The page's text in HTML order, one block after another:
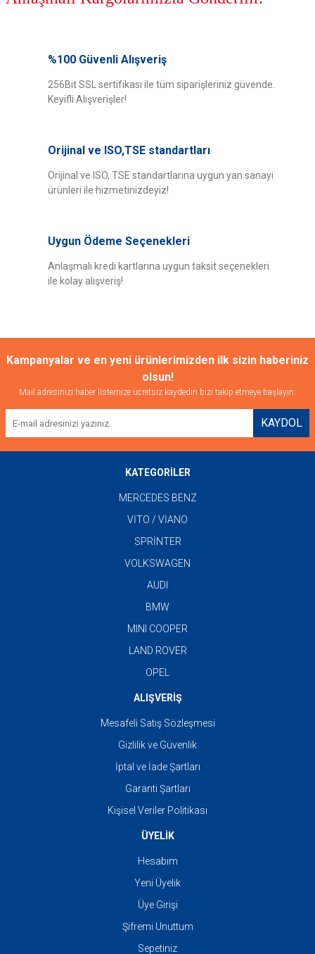
Bu ürüne ilk yorumu siz yapın!
yetersiz gördüğünüz noktaları öneri formunu kullanarak tarafımıza
iletebilirsiniz.
Görüş ve önerileriniz için teşekkür ederiz.
Ürün bilgilerinde hatalar bulunuyor.
Ürün fiyatı diğer sitelerden daha pahalı.
Bu ürüne benzer farklı alternatifler olmalı.
%100 Güvenli Alışveriş
256Bit SSL sertifikası ile tüm siparişleriniz güvende.
Keyifli Alışverişler!
Orijinal ve ISO,TSE standartları
Orijinal ve ISO, TSE standartlarına uygun yan sanayi
ürünleri ile hizmetinizdeyiz!
Uygun Ödeme Seçenekleri
Anlaşmalı kredi kartlarına uygun taksit seçenekleri
ile kolay alışveriş!
Kampanyalar ve en yeni ürünlerimizden ilk sizin haberiniz
olsun!
Mail adresinizi haber listemize ücretsiz kaydedin bizi takip etmeye başlayın.
KAYDOL
KATEGORİLER
MERCEDES BENZ
VİTO / VİANO
SPRİNTER
VOLKSWAGEN
AUDI
BMW
MINI COOPER
LAND ROVER
OPEL
ALIŞVERİŞ
Mesafeli Satış Sözleşmesi
Gizlilik ve Güvenlik
İptal ve İade Şartları
Garanti Şartları
Kişisel Veriler Politikası
ÜYELİK
Hesabım
Yeni Üyelik
Üye Girişi
Şifremi Unuttum
Sepetiniz